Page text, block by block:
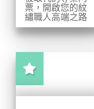
課。
票，開啟您的紋
繡職人高端之路
全台唯一政府立
導！官方授權
TNL、TSIA紋繡